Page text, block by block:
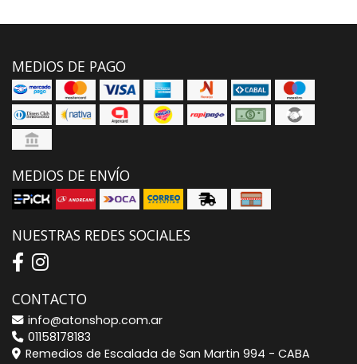
MEDIOS DE PAGO
MEDIOS DE ENVÍO
NUESTRAS REDES SOCIALES
CONTACTO
info@atonshop.com.ar
01158178183
Remedios de Escalada de San Martin 994 - CABA